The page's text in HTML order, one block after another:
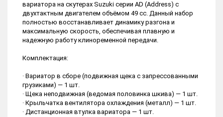
вариатора на скутерах Suzuki серии AD (Address) с
двухтактным двигателем объёмом 49 сс. Данный набор
полностью восстанавливает динамику разгона и
максимальную скорость, обеспечивая плавную и
надежную работу клиноременной передачи.
Комплектация:
· Вариатор в сборе (подвижная щека с запрессованными
грузиками) — 1 шт.
· Щека неподвижная (ведомая половинка шкива) — 1 шт.
· Крыльчатка вентилятора охлаждения (металл) — 1 шт.
· Дистанционная втулка вариатора — 1 шт.